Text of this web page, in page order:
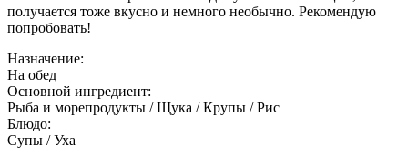
получается тоже вкусно и немного необычно. Рекомендую
попробовать!
Назначение:
На обед
Основной ингредиент:
Рыба и морепродукты / Щука / Крупы / Рис
Блюдо:
Супы / Уха